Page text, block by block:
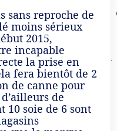
sans reproche de
moins sérieux
2015,
incapable
la prise en
fera bientôt de 2
de canne pour
de
10 soie de 6 sont